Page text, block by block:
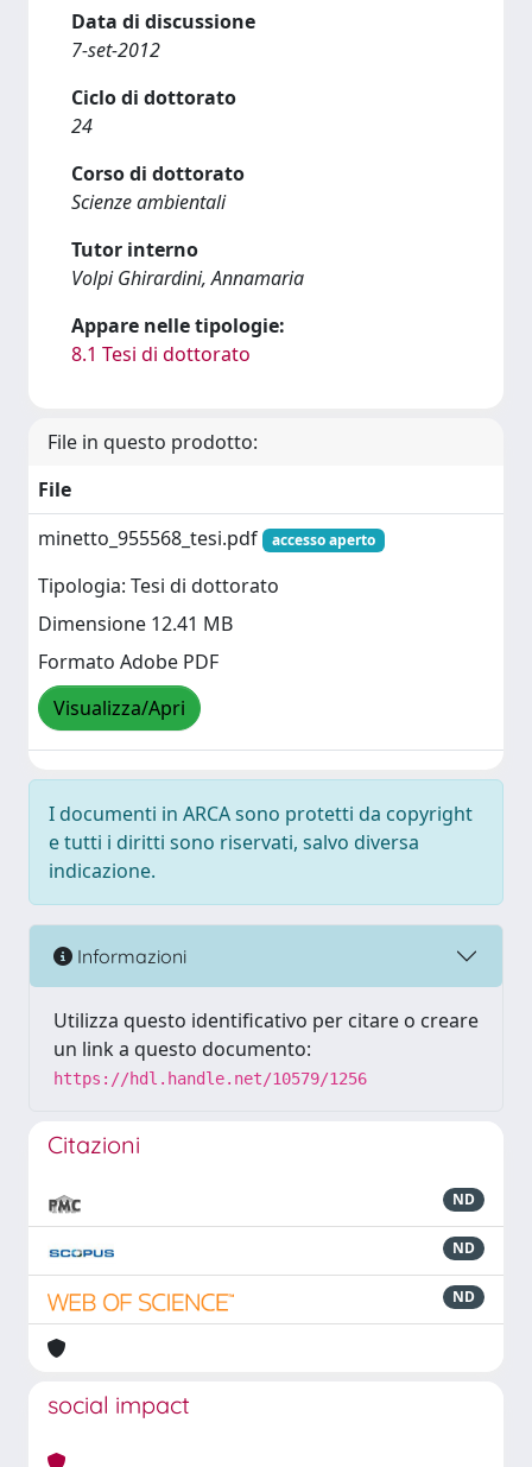
Data di discussione
7-set-2012
Ciclo di dottorato
24
Corso di dottorato
Scienze ambientali
Tutor interno
Volpi Ghirardini, Annamaria
Appare nelle tipologie:
8.1 Tesi di dottorato
File in questo prodotto:
File
minetto_955568_tesi.pdf
accesso aperto
Tipologia: Tesi di dottorato
Dimensione 12.41 MB
Formato Adobe PDF
Visualizza/Apri
I documenti in ARCA sono protetti da copyright
e tutti i diritti sono riservati, salvo diversa
indicazione.
Informazioni
Utilizza questo identificativo per citare o creare
un link a questo documento:
https://hdl.handle.net/10579/1256
Citazioni
ND
ND
ND
social impact